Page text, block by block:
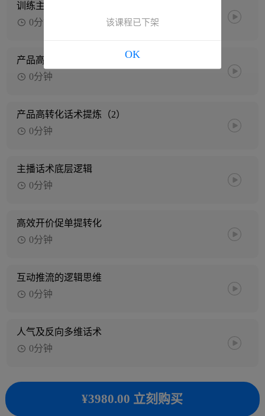
训练主播自然情绪节奏播感
0分钟
产品高转化话术提炼（1）
0分钟
产品高转化话术提炼（2）
0分钟
主播话术底层逻辑
0分钟
高效开价促单提转化
0分钟
互动推流的逻辑思维
0分钟
人气及反向多维话术
0分钟
¥3980.00 立刻购买
该课程已下架
OK